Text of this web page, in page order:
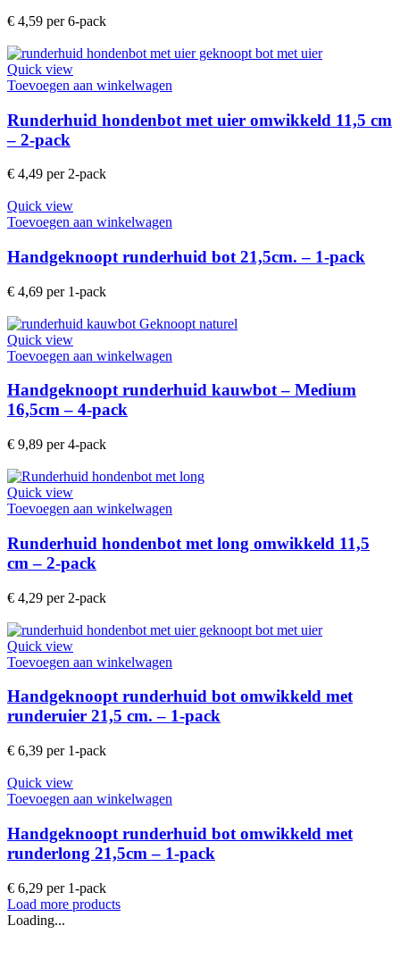
€ 4,59 per 6-pack
Quick view
Toevoegen aan winkelwagen
Runderhuid hondenbot met uier omwikkeld 11,5 cm
– 2-pack
€ 4,49 per 2-pack
Quick view
Toevoegen aan winkelwagen
Handgeknoopt runderhuid bot 21,5cm. – 1-pack
€ 4,69 per 1-pack
Quick view
Toevoegen aan winkelwagen
Handgeknoopt runderhuid kauwbot – Medium
16,5cm – 4-pack
€ 9,89 per 4-pack
Quick view
Toevoegen aan winkelwagen
Runderhuid hondenbot met long omwikkeld 11,5
cm – 2-pack
€ 4,29 per 2-pack
Quick view
Toevoegen aan winkelwagen
Handgeknoopt runderhuid bot omwikkeld met
runderuier 21,5 cm. – 1-pack
€ 6,39 per 1-pack
Quick view
Toevoegen aan winkelwagen
Handgeknoopt runderhuid bot omwikkeld met
runderlong 21,5cm – 1-pack
€ 6,29 per 1-pack
Load more products
Loading...